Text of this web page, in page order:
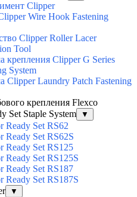
Clipper
Wire Hook Fastening
Clipper Roller Lacer
Tool
крепления Clipper G Series
System
Clipper Laundry Patch Fastening
крепления Flexco
Set Staple System
▼
Ready Set RS62
Ready Set RS62S
Ready Set RS125
Ready Set RS125S
Ready Set RS187
Ready Set RS187S
▼